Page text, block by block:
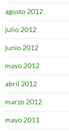
agosto 2012
julio 2012
junio 2012
mayo 2012
abril 2012
marzo 2012
mayo 2011